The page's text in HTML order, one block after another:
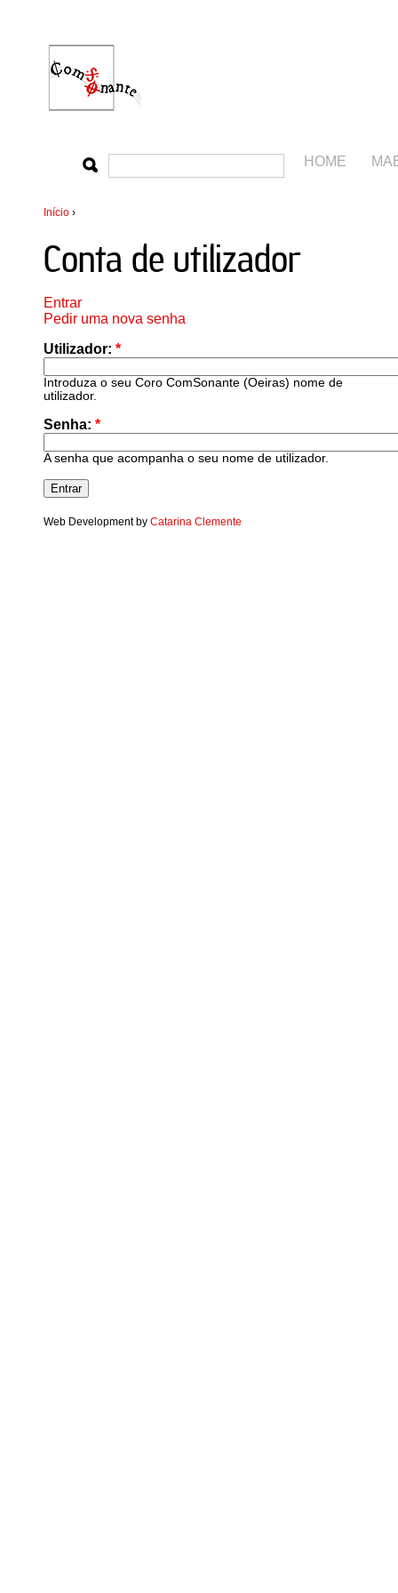
HOME
Início ›
Conta de utilizador
Entrar
Pedir uma nova senha
Utilizador: *
Introduza o seu Coro ComSonante (Oeiras) nome de
utilizador.
Senha: *
A senha que acompanha o seu nome de utilizador.
Web Development by Catarina Clemente